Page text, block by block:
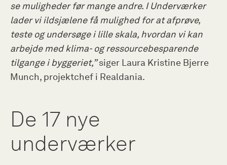
se muligheder før mange andre. I Underværker
lader vi ildsjælene få mulighed for at afprøve,
teste og undersøge i lille skala, hvordan vi kan
arbejde med klima- og ressourcebesparende
tilgange i byggeriet,”siger Laura Kristine Bjerre
Munch, projektchef i Realdania.
De 17 nye
underværker